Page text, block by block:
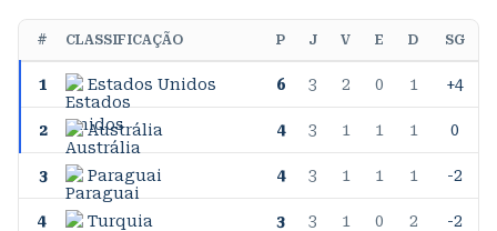
# CLASSIFICAÇÃO P J V E D SG
1 Estados Unidos 6 3 2 0 1 +4
2 Austrália 4 3 1 1 1 0
3 Paraguai 4 3 1 1 1 -2
4 Turquia 3 3 1 0 2 -2